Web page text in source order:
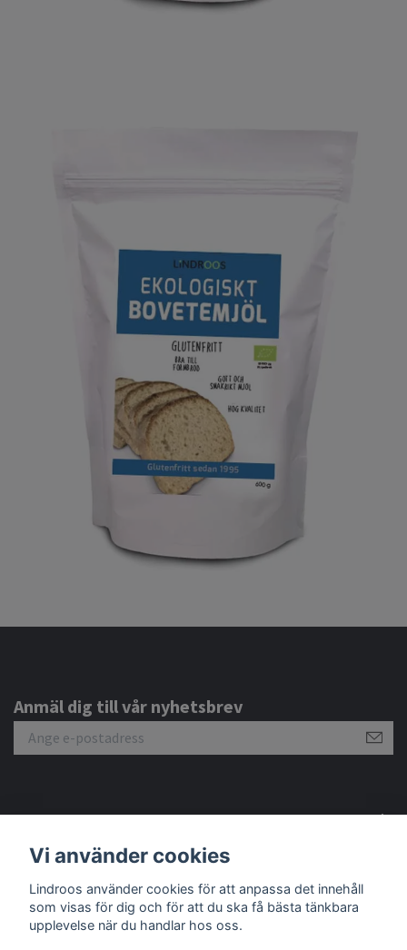
Anmäl dig till vår nyhetsbrev
Sociala medier
Vi använder cookies
Lindroos använder cookies för att anpassa det innehåll
som visas för dig och för att du ska få bästa tänkbara
upplevelse när du handlar hos oss.